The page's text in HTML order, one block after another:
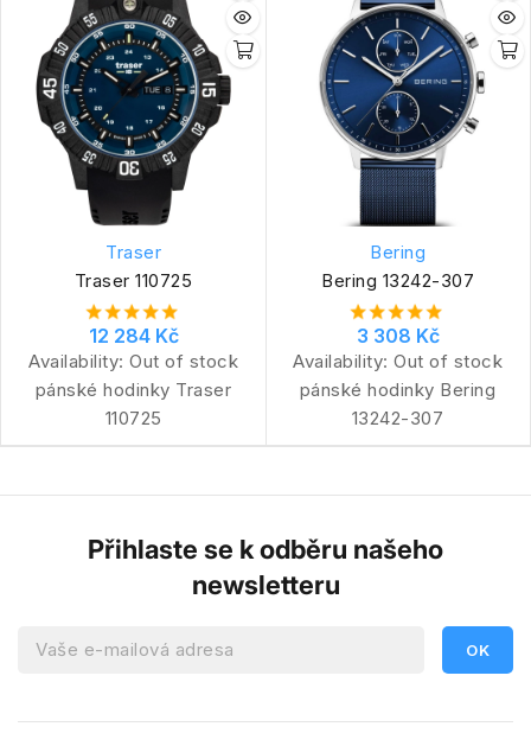
Traser
Traser 110725
12 284 Kč
Availability: Out of stock
pánské hodinky Traser
110725
Bering
Bering 13242-307
3 308 Kč
Availability: Out of stock
pánské hodinky Bering
13242-307
Přihlaste se k odběru našeho
newsletteru